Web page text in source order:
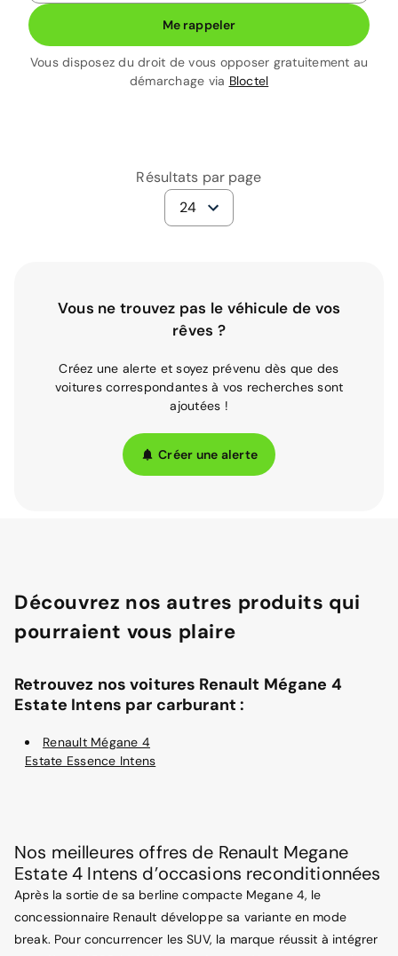
Me rappeler
Vous disposez du droit de vous opposer gratuitement au
démarchage via Bloctel
Résultats par page
24
Vous ne trouvez pas le véhicule de vos
rêves ?
Créez une alerte et soyez prévenu dès que des
voitures correspondantes à vos recherches sont
ajoutées !
Créer une alerte
Découvrez nos autres produits qui
pourraient vous plaire
Retrouvez nos voitures Renault Mégane 4
Estate Intens par carburant :
Renault Mégane 4
Estate Essence Intens
Nos meilleures offres de Renault Megane
Estate 4 Intens d’occasions reconditionnées
Après la sortie de sa berline compacte Megane 4, le
concessionnaire Renault développe sa variante en mode
break. Pour concurrencer les SUV, la marque réussit à intégrer